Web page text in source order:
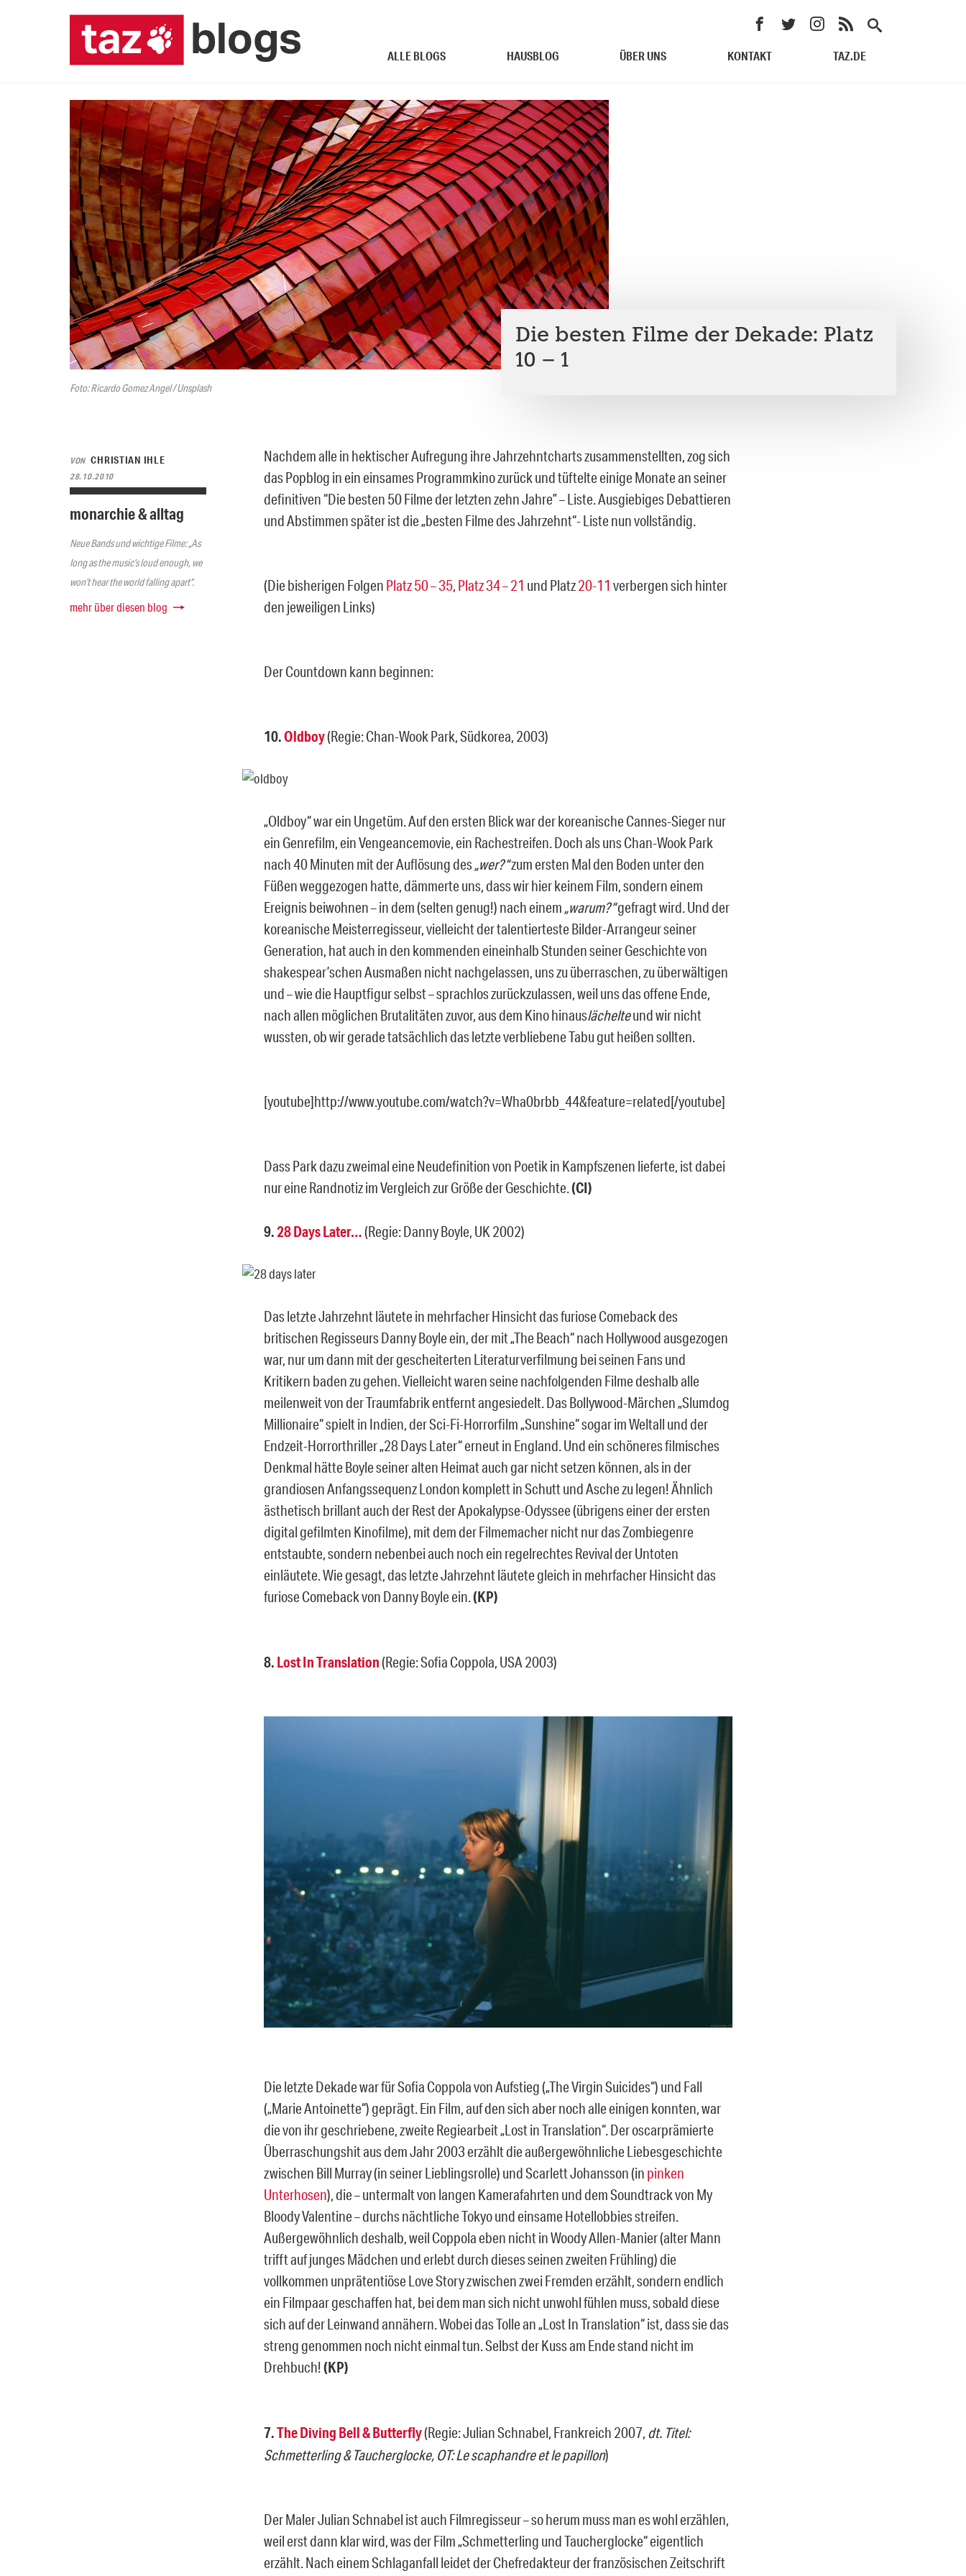
ALLE BLOGS HAUSBLOG ÜBER UNS KONTAKT TAZ.DE
Foto: Ricardo Gomez Angel / Unsplash
Die besten Filme der Dekade: Platz
10 – 1
VON CHRISTIAN IHLE
28.10.2010
monarchie & alltag
Neue Bands und wichtige Filme: „As
long as the music’s loud enough, we
won’t hear the world falling apart“.
mehr über diesen blog
Nachdem alle in hektischer Aufregung ihre Jahrzehntcharts zusammenstellten, zog sich
das Popblog in ein einsames Programmkino zurück und tüftelte einige Monate an seiner
definitiven “Die besten 50 Filme der letzten zehn Jahre” – Liste. Ausgiebiges Debattieren
und Abstimmen später ist die „besten Filme des Jahrzehnt“- Liste nun vollständig.
(Die bisherigen Folgen Platz 50 – 35, Platz 34 – 21 und Platz20-11 verbergen sich hinter
den jeweiligen Links)
Der Countdown kann beginnen:
10.Oldboy(Regie: Chan-Wook Park, Südkorea, 2003)
„Oldboy“ war ein Ungetüm. Auf den ersten Blick war der koreanische Cannes-Sieger nur
ein Genrefilm, ein Vengeancemovie, ein Rachestreifen. Doch als uns Chan-Wook Park
nach 40 Minuten mit der Auflösung des„wer?“zum ersten Mal den Boden unter den
Füßen weggezogen hatte, dämmerte uns, dass wir hier keinem Film, sondern einem
Ereignis beiwohnen – in dem (selten genug!) nach einem „warum?“gefragt wird. Und der
koreanische Meisterregisseur, vielleicht der talentierteste Bilder-Arrangeur seiner
Generation, hat auch in den kommenden eineinhalb Stunden seiner Geschichte von
shakespear’schen Ausmaßen nicht nachgelassen, uns zu überraschen, zu überwältigen
und – wie die Hauptfigur selbst – sprachlos zurückzulassen, weil uns das offene Ende,
nach allen möglichen Brutalitäten zuvor, aus dem Kino hinauslächelteund wir nicht
wussten, ob wir gerade tatsächlich das letzte verbliebene Tabu gut heißen sollten.
[youtube]http://www.youtube.com/watch?v=Wha0brbb_44&feature=related[/youtube]
Dass Park dazu zweimal eine Neudefinition von Poetik in Kampfszenen lieferte, ist dabei
nur eine Randnotiz im Vergleich zur Größe der Geschichte.(CI)
9.28 Days Later…(Regie: Danny Boyle, UK 2002)
Das letzte Jahrzehnt läutete in mehrfacher Hinsicht das furiose Comeback des
britischen Regisseurs Danny Boyle ein, der mit „The Beach“ nach Hollywood ausgezogen
war, nur um dann mit dergescheiterten Literaturverfilmung bei seinen Fans und
Kritikern baden zu gehen. Vielleicht waren seine nachfolgenden Filme deshalb alle
meilenweit von der Traumfabrik entfernt angesiedelt. Das Bollywood-Märchen „Slumdog
Millionaire“ spielt in Indien, der Sci-Fi-Horrorfilm „Sunshine“ sogar im Weltall und der
Endzeit-Horrorthriller „28 Days Later“ erneut in England. Und ein schöneres filmisches
Denkmal hätte Boyle seiner alten Heimat auch gar nicht setzen können, als in der
grandiosen Anfangssequenz London komplett in Schutt und Asche zu legen! Ähnlich
ästhetisch brillant auch der Rest der Apokalypse-Odyssee (übrigens einer der ersten
digital gefilmten Kinofilme), mit dem der Filmemacher nicht nur das Zombiegenre
entstaubte, sondern nebenbei auch noch ein regelrechtes Revival der Untoten
einläutete. Wie gesagt, das letzte Jahrzehnt läutete gleich in mehrfacher Hinsicht das
furiose Comeback von Danny Boyle ein.(KP)
8. Lost In Translation(Regie: Sofia Coppola, USA 2003)
Die letzte Dekade war für Sofia Coppola von Aufstieg („The Virgin Suicides“) und Fall
(„Marie Antoinette“) geprägt. Ein Film, auf den sich aber noch alle einigen konnten, war
die von ihr geschriebene, zweite Regiearbeit „Lost in Translation“. Der oscarprämierte
Überraschungshit aus dem Jahr 2003 erzählt die außergewöhnliche Liebesgeschichte
zwischen Bill Murray (in seiner Lieblingsrolle) und Scarlett Johansson (in pinken
Unterhosen), die – untermalt von langen Kamerafahrten und dem Soundtrack von My
Bloody Valentine – durchs nächtliche Tokyo und einsame Hotellobbies streifen.
Außergewöhnlich deshalb, weil Coppola eben nicht in Woody Allen-Manier (alter Mann
trifft auf junges Mädchen und erlebt durch dieses seinen zweiten Frühling) die
vollkommen unprätentiöse Love Story zwischen zwei Fremden erzählt, sondern endlich
ein Filmpaar geschaffen hat, bei dem man sich nicht unwohl fühlen muss, sobald diese
sich auf der Leinwand annähern. Wobei das Tolle an „Lost In Translation“ ist, dass sie das
streng genommen noch nicht einmal tun. Selbst der Kuss am Ende stand nicht im
Drehbuch!(KP)
7.The Diving Bell & Butterfly(Regie: Julian Schnabel, Frankreich 2007, dt. Titel:
Schmetterling & Taucherglocke, OT: Le scaphandre et le papillon)
Der Maler Julian Schnabel ist auch Filmregisseur – so herum muss man es wohl erzählen,
weil erst dann klar wird, was der Film „Schmetterling und Taucherglocke“ eigentlich
erzählt. Nach einem Schlaganfall leidet der Chefredakteur der französischen Zeitschrift